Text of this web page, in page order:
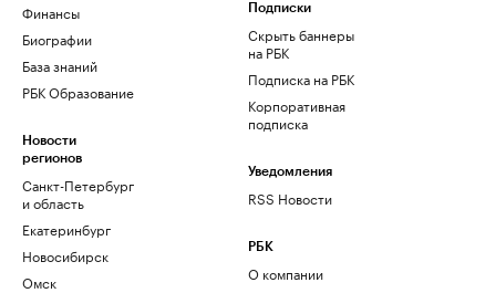
Финансы
Биографии
База знаний
РБК Образование
Новости
регионов
Санкт-Петербург
и область
Екатеринбург
Новосибирск
Омск
Подписки
Скрыть баннеры
на РБК
Подписка на РБК
Корпоративная
подписка
Уведомления
RSS Новости
РБК
О компании